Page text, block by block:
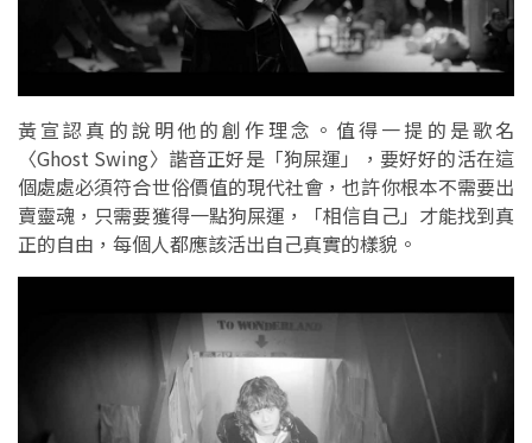
黃宣認真的說明他的創作理念。值得一提的是歌名
〈Ghost Swing〉諧音正好是「狗屎運」，要好好的活在這
個處處必須符合世俗價值的現代社會，也許你根本不需要出
賣靈魂，只需要獲得一點狗屎運，「相信自己」才能找到真
正的自由，每個人都應該活出自己真實的樣貌。